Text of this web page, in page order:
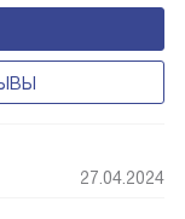
27.04.2024